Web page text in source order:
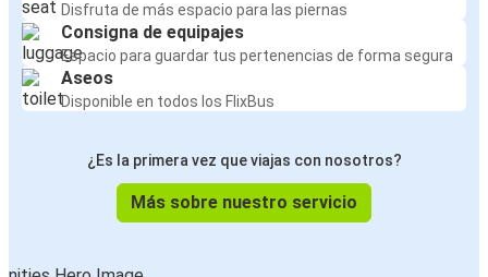
Disfruta de más espacio para las piernas
Consigna de equipajes
Espacio para guardar tus pertenencias de forma segura
Aseos
Disponible en todos los FlixBus
¿Es la primera vez que viajas con nosotros?
Más sobre nuestro servicio